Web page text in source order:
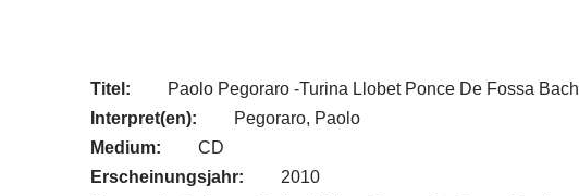
Titel:
Paolo Pegoraro -Turina Llobet Ponce De Fossa Bach
Interpret(en):
Pegoraro, Paolo
Medium:
CD
Erscheinungsjahr:
2010